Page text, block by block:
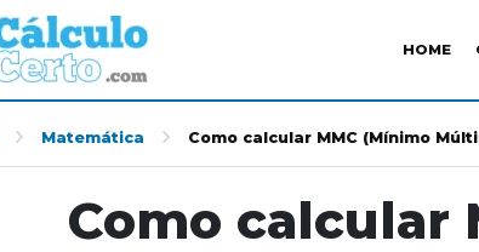
HOME
Matemática Como calcular MMC (Mínimo
Como calcular